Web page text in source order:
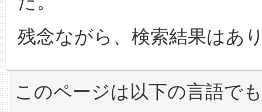
残念ながら、検索結果はあ
このページは以下の言語で